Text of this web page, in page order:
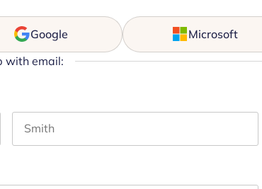
Google Microsoft
with email: